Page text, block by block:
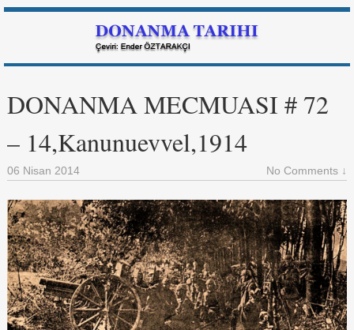
DONANMA MECMUASI # 72
– 14,Kanunuevvel,1914
06 Nisan 2014 No Comments ↓